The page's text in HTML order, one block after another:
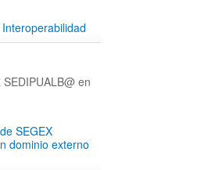
en
SEGEX
dominio externo